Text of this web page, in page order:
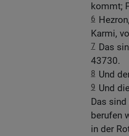
kommt;
6
Karmi,
7 Das
43730.
8 Und
9 Und
Das
berufen
in der